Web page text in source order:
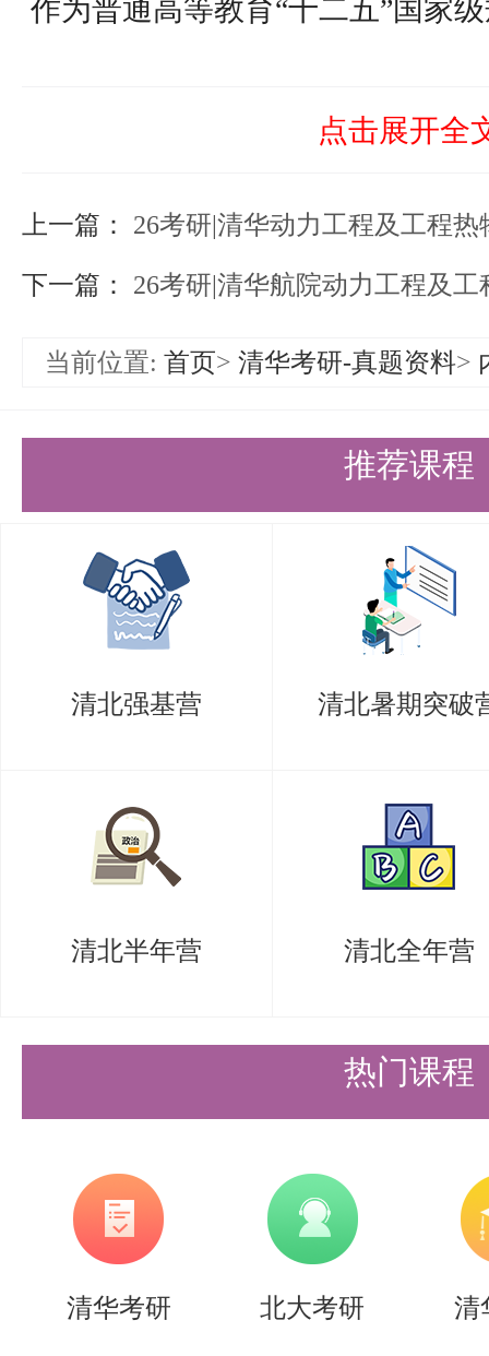
作为普通高等教育“十二五”国家
类、交通运输类、核工程类及土
全面且权威的参考书籍，能够帮
系。
程中数量守恒和质量蜕变为主线
手，逐步深入到各种热力过程和
介绍了热力学在化学过程中的应
渐进的内容安排，符合考生的认
掌握专业知识。
理论，还注重与工程实践的联系
实际应用分析，让考生明白理论
场景和价值。例如，在讲解热力
内容特色
到学科前沿知识。同时，强调学
设置一些开放性的问题和研究性
考、积极探索，培养他们的创新
点击展开全
上一篇： 26考研|清华动力工程及工程热物理
下一篇： 26考研|清华航院动力工程及工程
当前位置: 首页> 清华考研-真题资料>
推荐课程
清北强基营 清北暑期突破
清北半年营 清北全年营
热门课程
清华考研 北大考研 清